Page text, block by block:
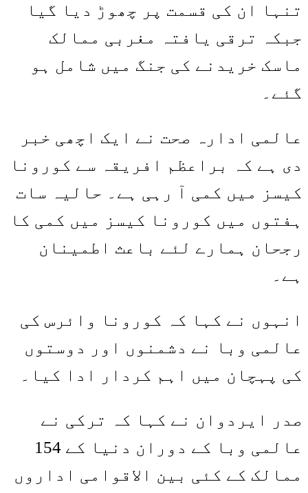
تنہا ان کی قسمت پر چھوڑ دیا گیا
جبکہ ترقی یافتہ مغربی ممالک
ماسک خریدنے کی جنگ میں شامل ہو
گئے۔
عالمی ادارہ صحت نے ایک اچھی خبر
دی ہے کہ براعظم افریقہ سے کورونا
کیسز میں کمی آ رہی ہے۔ حالیہ سات
ہفتوں میں کورونا کیسز میں کمی کا
رجحان ہمارے لئے باعث اطمینان
ہے۔
انہوں نے کہا کہ کورونا وائرس کی
عالمی وبا نے دشمنوں اور دوستوں
کی پہچان میں اہم کردار ادا کیا۔
صدر ایردوان نے کہا کہ ترکی نے
عالمی وبا کے دوران دنیا کے 154
ممالک کے کئی بین الاقوامی اداروں